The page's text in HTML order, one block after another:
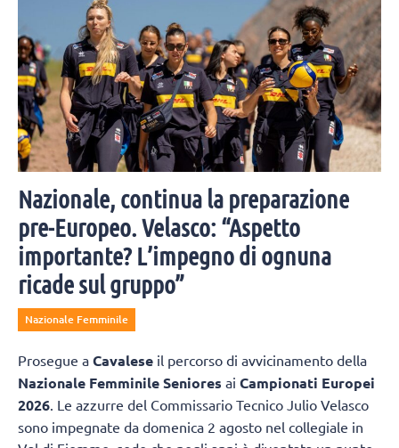
Nazionale, continua la preparazione
pre-Europeo. Velasco: “Aspetto
importante? L’impegno di ognuna
ricade sul gruppo”
Nazionale Femminile
Prosegue a Cavalese il percorso di avvicinamento della
Nazionale Femminile Seniores ai Campionati Europei
2026. Le azzurre del Commissario Tecnico Julio Velasco
sono impegnate da domenica 2 agosto nel collegiale in